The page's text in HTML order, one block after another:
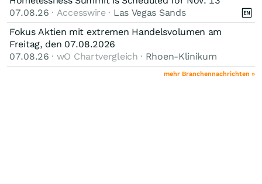
07.08.26 · Accesswire · Las Vegas Sands
Fokus Aktien mit extremen Handelsvolumen am
Freitag, den 07.08.2026
07.08.26 · wO Chartvergleich · Rhoen-Klinikum
mehr Branchennachrichten »